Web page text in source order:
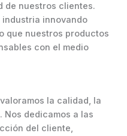
de nuestros clientes.
innovando
que nuestros productos
con el medio
la calidad, la
dedicamos a las
del cliente,